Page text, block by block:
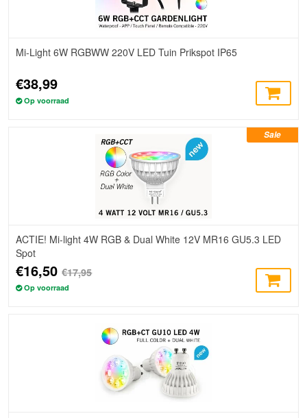
Mi-Light 6W RGBWW 220V LED Tuin Prikspot IP65
€38,99
Op voorraad
Sale
ACTIE! Mi-light 4W RGB & Dual White 12V MR16 GU5.3 LED
Spot
€16,50€17,95
Op voorraad